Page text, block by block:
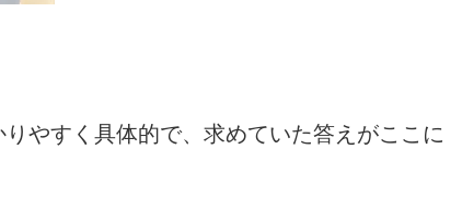
やすく具体的で、求めていた答えがここに